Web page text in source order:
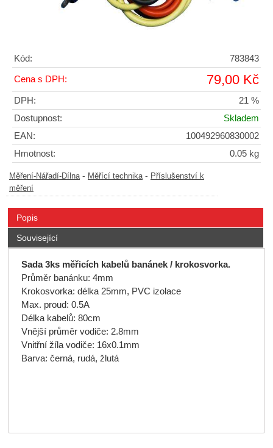
Kód: 783843
Cena s DPH: 79,00 Kč
DPH:
21 %
Dostupnost:
Skladem
EAN:
100492960830002
Hmotnost:
0.05 kg
Měření-Nářadí-Dílna- Měřící technika- Příslušenství k
měření
Popis
Související
Sada 3ks měřicích kabelů banánek / krokosvorka.
Průměr banánku: 4mm
Krokosvorka: délka 25mm, PVC izolace
Max. proud: 0.5A
Délka kabelů: 80cm
Vnější průměr vodiče: 2.8mm
Vnitřní žíla vodiče: 16x0.1mm
Barva: černá, rudá, žlutá